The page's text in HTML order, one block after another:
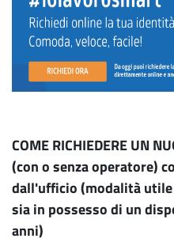
COME RICHIEDERE UN
(con o senza operatore)
dall'ufficio (modalità
sia in possesso di un
anni)